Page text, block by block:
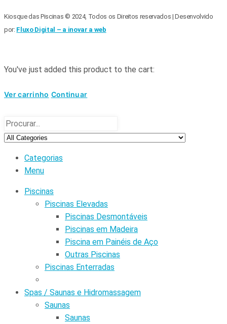
Kiosque das Piscinas © 2024, Todos os Direitos reservados | Desenvolvido
por: Fluxo Digital – a inovar a web
You've just added this product to the cart:
Ver carrinho Continuar
Categorias
Menu
Piscinas
Piscinas Elevadas
Piscinas Desmontáveis
Piscinas em Madeira
Piscina em Painéis de Aço
Outras Piscinas
Piscinas Enterradas
Spas / Saunas e Hidromassagem
Saunas
Saunas